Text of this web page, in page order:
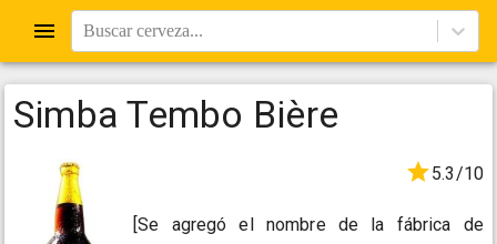
Buscar cerveza...
Simba Tembo Bière
5.3/10
[Se agregó el nombre de la fábrica de